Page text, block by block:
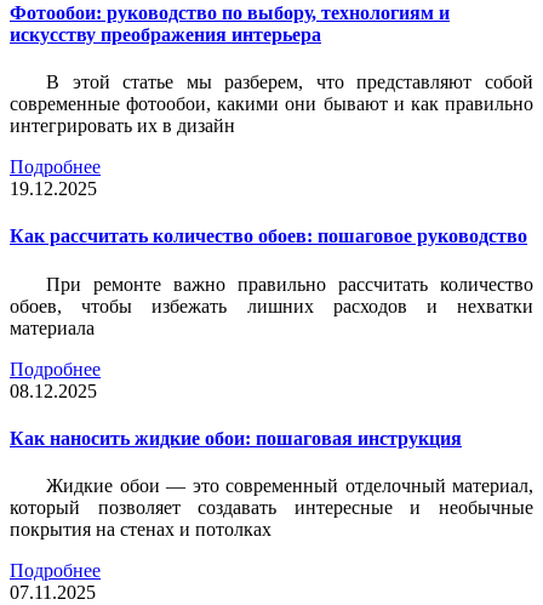
Фотообои: руководство по выбору, технологиям и
искусству преображения интерьера
В этой статье мы разберем, что представляют собой
современные фотообои, какими они бывают и как правильно
интегрировать их в дизайн
Подробнее
19.12.2025
Как рассчитать количество обоев: пошаговое руководство
При ремонте важно правильно рассчитать количество
обоев, чтобы избежать лишних расходов и нехватки
материала
Подробнее
08.12.2025
Как наносить жидкие обои: пошаговая инструкция
Жидкие обои — это современный отделочный материал,
который позволяет создавать интересные и необычные
покрытия на стенах и потолках
Подробнее
07.11.2025